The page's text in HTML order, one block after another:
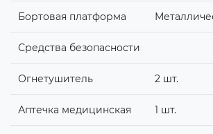
Бортовая платформа
Средства безопасности
Огнетушитель 2 шт.
Аптечка медицинская 1 шт.